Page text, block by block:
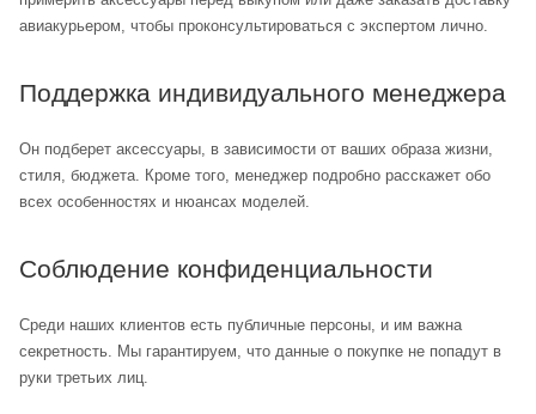
авиакурьером, чтобы проконсультироваться с экспертом лично.
Поддержка индивидуального менеджера
Он подберет аксессуары, в зависимости от ваших образа жизни,
стиля, бюджета. Кроме того, менеджер подробно расскажет обо
всех особенностях и нюансах моделей.
Соблюдение конфиденциальности
Среди наших клиентов есть публичные персоны, и им важна
секретность. Мы гарантируем, что данные о покупке не попадут в
руки третьих лиц.